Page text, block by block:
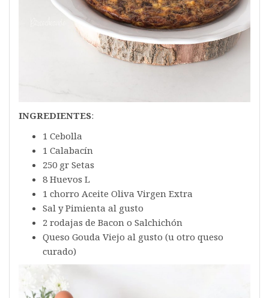
INGREDIENTES:
1 Cebolla
1 Calabacín
250 gr Setas
8 Huevos L
1 chorro Aceite Oliva Virgen Extra
Sal y Pimienta al gusto
2 rodajas de Bacon o Salchichón
Queso Gouda Viejo al gusto (u otro queso
curado)